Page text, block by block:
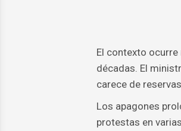
El contexto
décadas. El
carece de
Los apagones
protestas en